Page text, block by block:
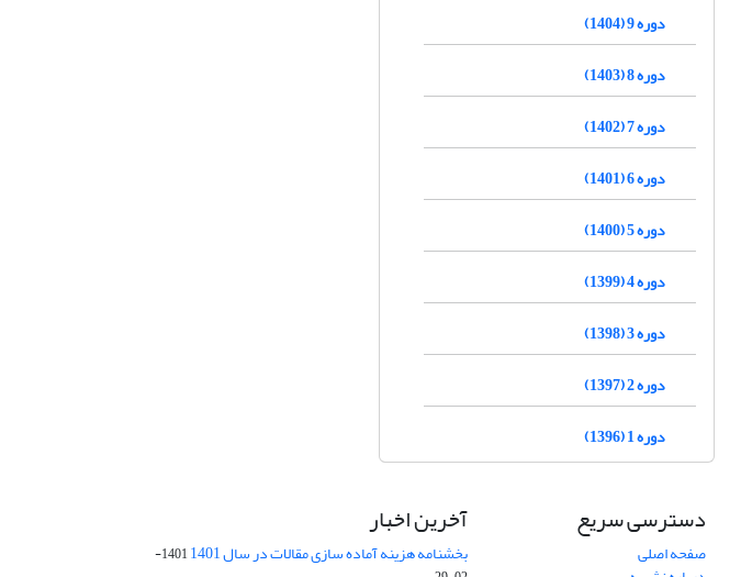
دوره 9 (1404)
دوره 8 (1403)
دوره 7 (1402)
دوره 6 (1401)
دوره 5 (1400)
دوره 4 (1399)
دوره 3 (1398)
دوره 2 (1397)
دوره 1 (1396)
دسترسی سریع
صفحه اصلی
آخرین اخبار
بخشنامه هزینه آماده سازی مقالات در سال 1401
1401-